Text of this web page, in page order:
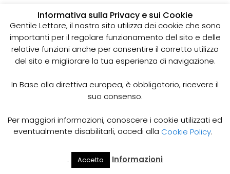
Spurgo pozzi neri: cos’è e
perché è importante
I pozzi neri sono delle strutture sotterranee utilizzate
per la raccolta delle acque reflue domestiche,
sistema di smaltimento delle acque fognarie. Lo
spurgo dei pozzi neri è un’operazione essenziale
e prevenire il rischio di allagamenti, cattivi odori e
infezioni.
Lo spurgo dei pozzi neri viene effettuato mediante
l’utilizzo di apposite pompe e attrezzature
Cerca Il Mio
Informativa sulla Privacy e sui Cookie
Gentile Lettore, il nostro sito utilizza dei cookie che sono
importanti per il regolare funzionamento del sito e delle
relative funzioni anche per consentire il corretto utilizzo
del sito e migliorare la tua esperienza di navigazione.
In Base alla direttiva europea, è obbligatorio, ricevere il
suo consenso.
Per maggiori informazioni, conoscere i cookie utilizzati ed
eventualmente disabilitarli, accedi alla Cookie Policy.
. Accetto Informazioni